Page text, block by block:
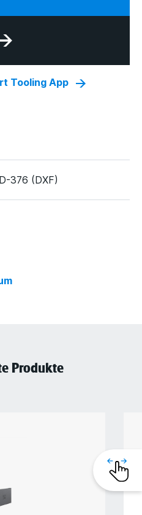
Tooling App
376 (DXF)
Produkte